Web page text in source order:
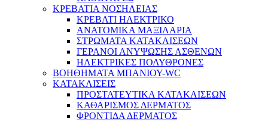
ΚΡΕΒΑΤΙΑ ΝΟΣΗΛΕΙΑΣ
ΚΡΕΒΑΤΙ ΗΛΕΚΤΡΙΚΟ
ΑΝΑΤΟΜΙΚΑ ΜΑΞΙΛΑΡΙΑ
ΣΤΡΩΜΑΤΑ ΚΑΤΑΚΛΙΣΕΩΝ
ΓΕΡΑΝΟΙ ΑΝΥΨΩΣΗΣ ΑΣΘΕΝΩΝ
ΗΛΕΚΤΡΙΚΕΣ ΠΟΛΥΘΡΟΝΕΣ
ΒΟΗΘΗΜΑΤΑ ΜΠΑΝΙΟΥ-WC
ΚΑΤΑΚΛΙΣΕΙΣ
ΠΡΟΣΤΑΤΕΥΤΙΚΑ ΚΑΤΑΚΛΙΣΕΩΝ
ΚΑΘΑΡΙΣΜΟΣ ΔΕΡΜΑΤΟΣ
ΦΡΟΝΤΙΔΑ ΔΕΡΜΑΤΟΣ